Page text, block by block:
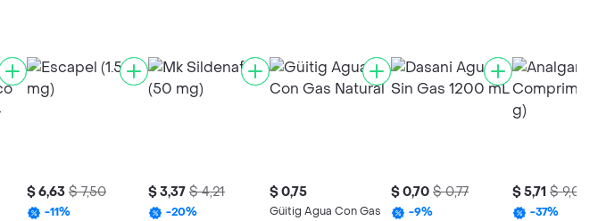
$ 6,63 $ 7,50
-11%
$ 3,37 $ 4,21
-20%
$ 0,75
Güitig Agua Con Gas
$ 0,70 $ 0,77
-9%
$ 5,71 $ 9,06
-37%